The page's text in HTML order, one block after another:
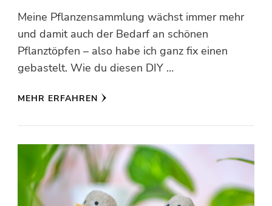
Meine Pflanzensammlung wächst immer mehr
und damit auch der Bedarf an schönen
Pflanztöpfen – also habe ich ganz fix einen
gebastelt. Wie du diesen DIY …
MEHR ERFAHREN